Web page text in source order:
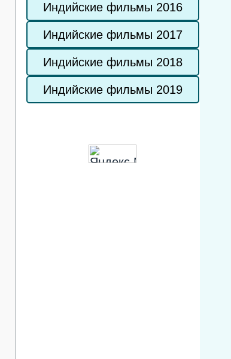
Индийские фильмы 2016
Индийские фильмы 2017
Индийские фильмы 2018
Индийские фильмы 2019